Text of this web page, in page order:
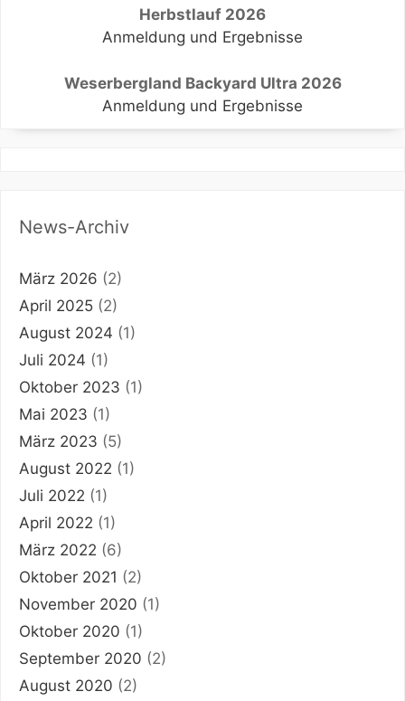
Herbstlauf 2026
Anmeldung und Ergebnisse
Weserbergland Backyard Ultra 2026
Anmeldung und Ergebnisse
News-Archiv
März 2026 (2)
April 2025 (2)
August 2024 (1)
Juli 2024 (1)
Oktober 2023 (1)
Mai 2023 (1)
März 2023 (5)
August 2022 (1)
Juli 2022 (1)
April 2022 (1)
März 2022 (6)
Oktober 2021 (2)
November 2020 (1)
Oktober 2020 (1)
September 2020 (2)
August 2020 (2)